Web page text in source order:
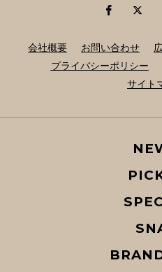
会社概要 お問い合わせ
プライバシーポリシー
サイト